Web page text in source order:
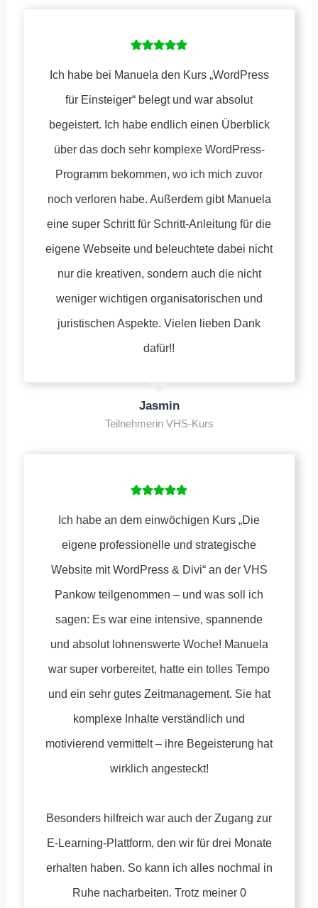
Ich habe bei Manuela den Kurs „WordPress
für Einsteiger“ belegt und war absolut
begeistert. Ich habe endlich einen Überblick
über das doch sehr komplexe WordPress-
Programm bekommen, wo ich mich zuvor
noch verloren habe. Außerdem gibt Manuela
eine super Schritt für Schritt-Anleitung für die
eigene Webseite und beleuchtete dabei nicht
nur die kreativen, sondern auch die nicht
weniger wichtigen organisatorischen und
juristischen Aspekte. Vielen lieben Dank
dafür!!
Jasmin
Teilnehmerin VHS-Kurs
Ich habe an dem einwöchigen Kurs „Die
eigene professionelle und strategische
Website mit WordPress & Divi“ an der VHS
Pankow teilgenommen – und was soll ich
sagen: Es war eine intensive, spannende
und absolut lohnenswerte Woche! Manuela
war super vorbereitet, hatte ein tolles Tempo
und ein sehr gutes Zeitmanagement. Sie hat
komplexe Inhalte verständlich und
motivierend vermittelt – ihre Begeisterung hat
wirklich angesteckt!
Besonders hilfreich war auch der Zugang zur
E-Learning-Plattform, den wir für drei Monate
erhalten haben. So kann ich alles nochmal in
Ruhe nacharbeiten. Trotz meiner 0